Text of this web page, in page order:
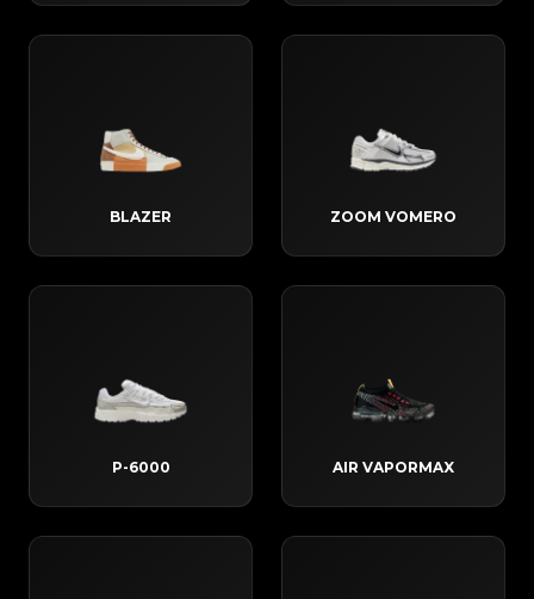
BLAZER ZOOM VOMERO
P-6000 AIR VAPORMAX